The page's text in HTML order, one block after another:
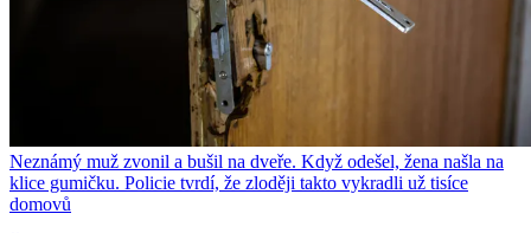
Neznámý muž zvonil a bušil na dveře. Když odešel, žena našla na
klice gumičku. Policie tvrdí, že zloději takto vykradli už tisíce
domovů